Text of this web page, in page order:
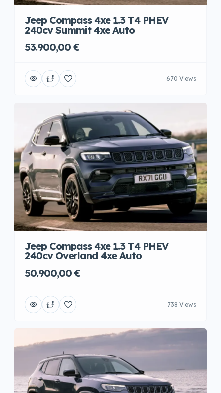
Jeep Compass 4xe 1.3 T4 PHEV
240cv Summit 4xe Auto
53.900,00 €
670 Views
Jeep Compass 4xe 1.3 T4 PHEV
240cv Overland 4xe Auto
50.900,00 €
738 Views